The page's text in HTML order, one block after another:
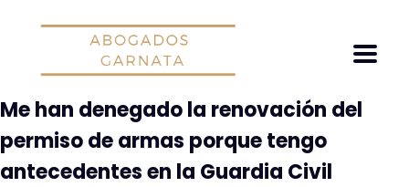
Me han denegado la renovación del
permiso de armas porque tengo
antecedentes en la Guardia Civil